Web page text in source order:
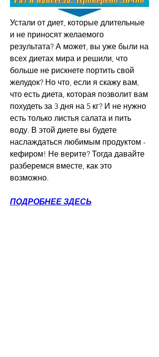
Устали от диет, которые длительные
и не приносят желаемого
результата? А может, вы уже были на
всех диетах мира и решили, что
больше не рискнете портить свой
желудок? Но что, если я скажу вам,
что есть диета, которая позволит вам
похудеть за 3 дня на 5 кг? И не нужно
есть только листья салата и пить
воду. В этой диете вы будете
наслаждаться любимым продуктом -
кефиром! Не верите? Тогда давайте
разберемся вместе, как это
возможно.
ПОДРОБНЕЕ ЗДЕСЬ